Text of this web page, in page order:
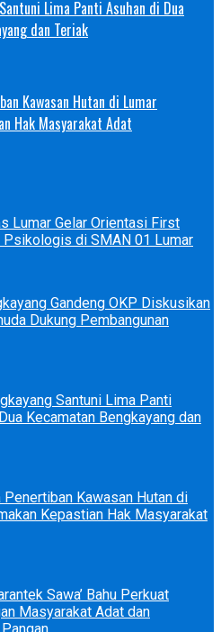
Lima Panti Asuhan di Dua
dan Teriak
Kawasan Hutan di Lumar
Hak Masyarakat Adat
Lumar Gelar Orientasi First
Psikologis di SMAN 01 Lumar
Gandeng OKP Diskusikan
Dukung Pembangunan
Santuni Lima Panti
Kecamatan Bengkayang dan
Penertiban Kawasan Hutan di
Kepastian Hak Masyarakat
Sawa’ Bahu Perkuat
Masyarakat Adat dan